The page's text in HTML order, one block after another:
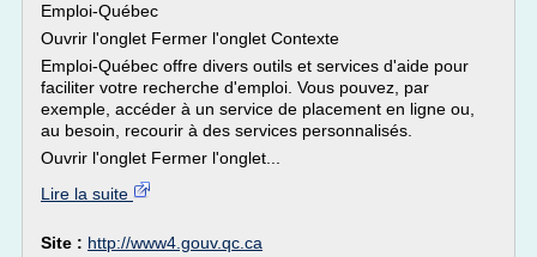
Emploi-Québec
Ouvrir l'onglet Fermer l'onglet Contexte
Emploi-Québec offre divers outils et services d'aide pour
faciliter votre recherche d'emploi. Vous pouvez, par
exemple, accéder à un service de placement en ligne ou,
au besoin, recourir à des services personnalisés.
Ouvrir l'onglet Fermer l'onglet...
Lire la suite
Site : http://www4.gouv.qc.ca